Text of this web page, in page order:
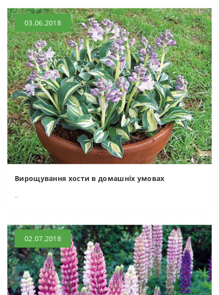
03.06.2018
Вирощування хости в домашніх умовах
..
02.07.2018